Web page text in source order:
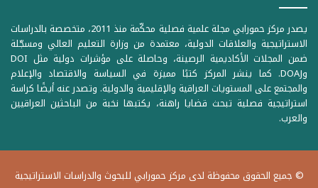
يصدر مركز حمورابي مجلة علمية فصلية محكّمة منذ 2011، متخصصة بالدراسات
الاستراتيجية والعلاقات الدولية، معتمدة من وزارة التعليم العالي ومسجّلة
ضمن المجلات الأكاديمية الرصينة، وحاصلة على مؤشرات دولية مثل DOI
وDOAJ. كما ينشر المركز كتبًا مميزة في السياسة والاقتصاد والإعلام
والمجتمع على المستويات العراقية والإقليمية والدولية. وتصدر عنه أيضًا كراسة
استراتيجية فصلية تبحث قضايا راهنة، يكتبها نخبة من الباحثين العراقيين
والعرب.
© جميع الحقوق محفوظة لدى مركز حمورابي للبحوث والدراسات الاستراتيجية